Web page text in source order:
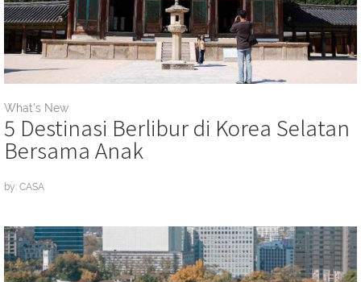
What's New
5 Destinasi Berlibur di Korea Selatan
Bersama Anak
by: CASA